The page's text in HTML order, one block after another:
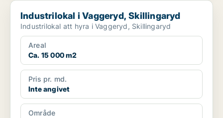
Industrilokal i Vaggeryd, Skillingaryd
Industrilokal i Vaggeryd, Skillingaryd
Industrilokal att hyra i Vaggeryd, Skillingaryd
Areal
Ca. 15 000 m2
Pris pr. md.
Inte angivet
Område